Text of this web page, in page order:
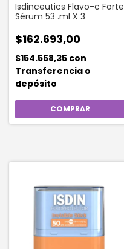
Isdinceutics Flavo-c Forte
Sérum 53 .ml X 3
$162.693,00
$154.558,35 con
Transferencia o
depósito